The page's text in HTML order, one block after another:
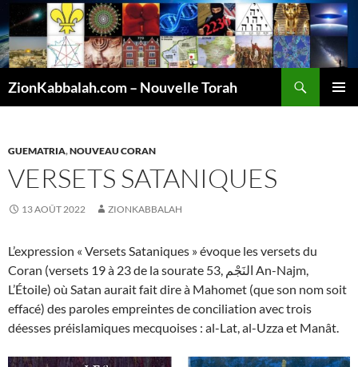
ZionKabbalah.com – Nouvelle Torah
GUEMATRIA,NOUVEAU CORAN
VERSETS SATANIQUES
13 AOÛT 2022 ZIONKABBALAH
L’expression « Versets Sataniques » évoque les versets du
Coran (versets 19 à 23 de la sourate 53, النَجْم An-Najm,
L’Étoile) où Satan aurait fait dire à Mahomet (que son nom soit
effacé) des paroles empreintes de conciliation avec trois
déesses préislamiques mecquoises : al-Lat, al-Uzza et Manât.